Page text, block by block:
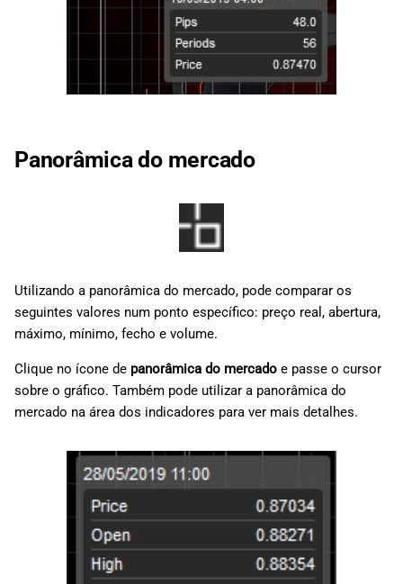
Panorâmica do mercado
Utilizando a panorâmica do mercado, pode comparar os
seguintes valores num ponto específico: preço real, abertura,
máximo, mínimo, fecho e volume.
Clique no ícone de panorâmica do mercado e passe o cursor
sobre o gráfico. Também pode utilizar a panorâmica do
mercado na área dos indicadores para ver mais detalhes.